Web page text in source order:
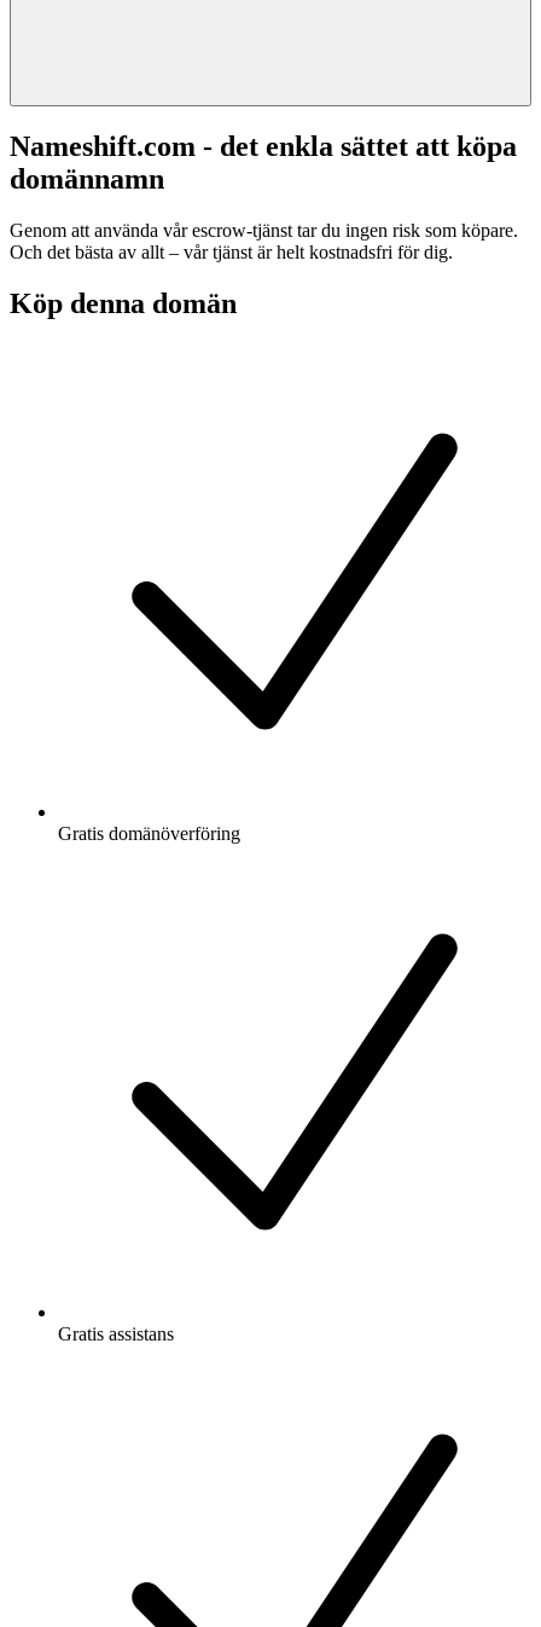
Nameshift.com - det enkla sättet att köpa
domännamn
Genom att använda vår escrow-tjänst tar du ingen risk som köpare.
Och det bästa av allt – vår tjänst är helt kostnadsfri för dig.
Köp denna domän
Gratis domänöverföring
Gratis assistans